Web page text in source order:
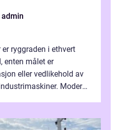
admin
ryggraden i ethvert
enten målet er
eller vedlikehold av
Moderne